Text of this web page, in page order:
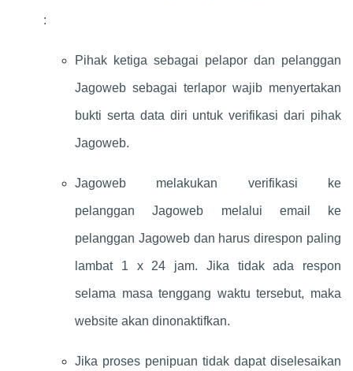
:
Pihak ketiga sebagai pelapor dan pelanggan
Jagoweb sebagai terlapor wajib menyertakan
bukti serta data diri untuk verifikasi dari pihak
Jagoweb.
Jagoweb melakukan verifikasi ke
pelanggan Jagoweb melalui email ke
pelanggan Jagoweb dan harus direspon paling
lambat 1 x 24 jam. Jika tidak ada respon
selama masa tenggang waktu tersebut, maka
website akan dinonaktifkan.
Jika proses penipuan tidak dapat diselesaikan